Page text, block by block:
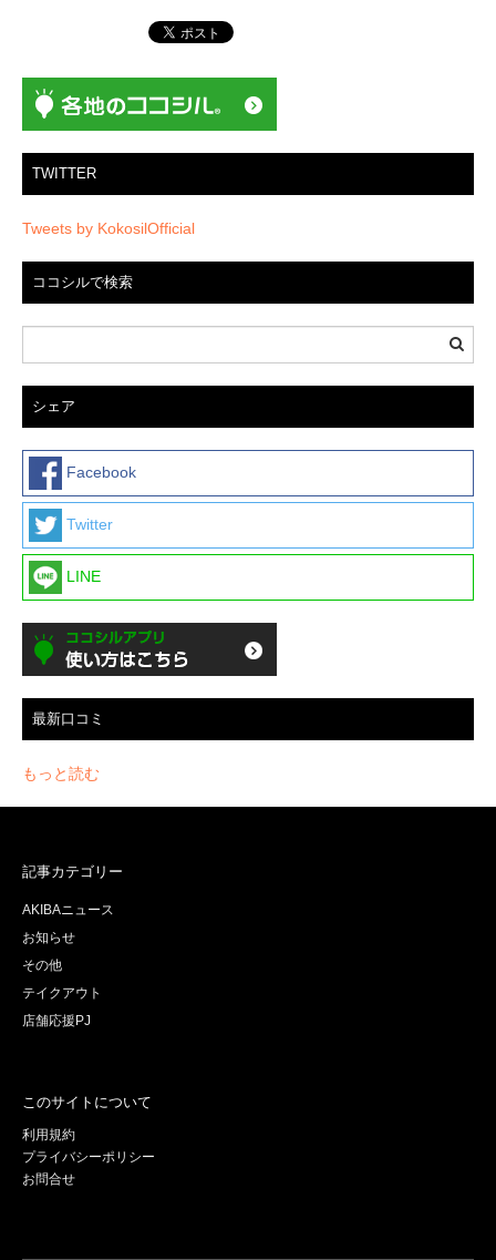
ン
TWITTER
Tweets by KokosilOfficial
ココシルで検索
シェア
Facebook
Twitter
LINE
最新口コミ
もっと読む
記事カテゴリー
AKIBAニュース
お知らせ
その他
テイクアウト
店舗応援PJ
このサイトについて
利用規約
プライバシーポリシー
お問合せ